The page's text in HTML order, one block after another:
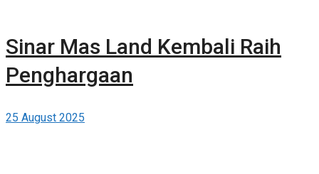
Sinar Mas Land Kembali Raih
Penghargaan
25 August 2025